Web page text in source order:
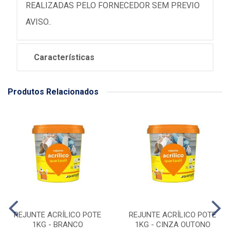
REALIZADAS PELO FORNECEDOR SEM PREVIO
AVISO..
Características
Produtos Relacionados
REJUNTE ACRÍLICO POTE
1KG - BRANCO
REJUNTE ACRÍLICO POTE
1KG - CINZA OUTONO